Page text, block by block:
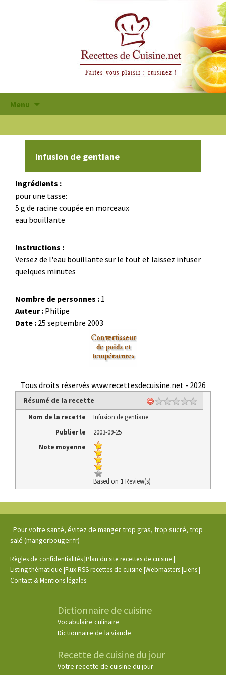
Menu
principal
Infusion de gentiane
Ingrédients :
pour une tasse:
5 g de racine coupée en morceaux
eau bouillante
Instructions :
Versez de l'eau bouillante sur le tout et laissez infuser
quelques minutes
Nombre de personnes : 1
Auteur : Philipe
Date : 25 septembre 2003
Tous droits réservés www.recettesdecuisine.net - 2026
Résumé de la recette
Nom de la recette
Infusion de gentiane
Publier le
2003-09-25
Note moyenne
Based on 1 Review(s)
Pour votre santé, évitez de manger trop gras, trop sucré, trop
salé (mangerbouger.fr)
Règles de confidentialités|Plan du site recettes de cuisine |
Listing thématique |Flux RSS recettes de cuisine |Webmasters|Liens|
Contact & Mentions légales
Dictionnaire de cuisine
Vocabulaire culinaire
Dictionnaire de la viande
Recette de cuisine du jour
Votre recette de cuisine du jour